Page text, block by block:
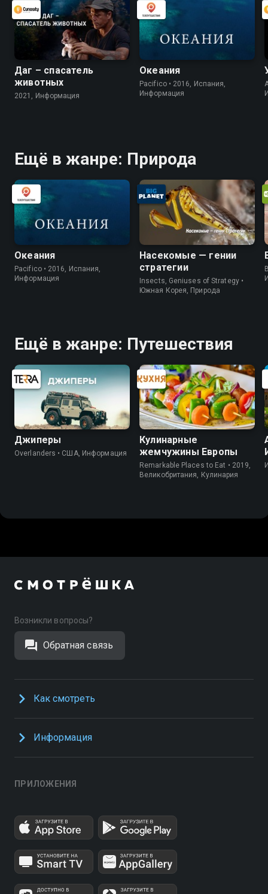
Даг – спасатель
животных
2021, Информация
Океания
Pacifico • 2016, Испания,
Информация
Ещё в жанре: Природа
Океания
Pacifico • 2016, Испания,
Информация
Насекомые — гении
стратегии
Insects, Geniuses of Strategy •
Южная Корея, Природа
Ещё в жанре: Путешествия
Джиперы
Overlanders • США, Информация
Кулинарные
жемчужины Европы
Remarkable Places to Eat • 2019,
Великобритания, Кулинария
Возникли вопросы?
Обратная связь
Как смотреть
Информация
ПРИЛОЖЕНИЯ